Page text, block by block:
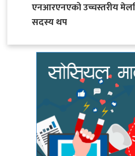
एनआरएनएको उच्चस्तरीय
सदस्य थप